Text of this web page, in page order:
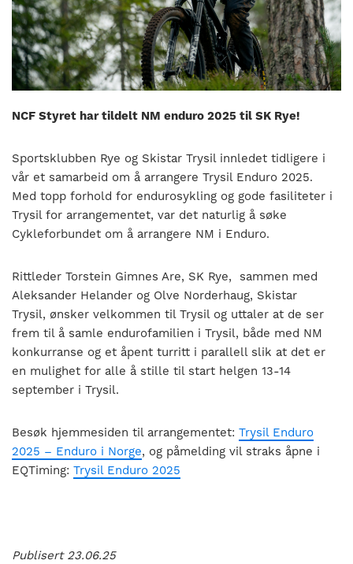
til
bli
en
NCF Styret har tildelt NM enduro 2025 til SK Rye!
Sportsklubben Rye og Skistar Trysil innledet tidligere i
vår et samarbeid om å arrangere Trysil Enduro 2025.
Med topp forhold for endurosykling og gode fasiliteter i
Trysil for arrangementet, var det naturlig å søke
Cykleforbundet om å arrangere NM i Enduro.
Rittleder Torstein Gimnes Are, SK Rye, sammen med
Aleksander Helander og Olve Norderhaug, Skistar
Trysil, ønsker velkommen til Trysil og uttaler at de ser
frem til å samle endurofamilien i Trysil, både med NM
konkurranse og et åpent turritt i parallell slik at det er
en mulighet for alle å stille til start helgen 13-14
september i Trysil.
Besøk hjemmesiden til arrangementet: Trysil Enduro
2025 – Enduro i Norge, og påmelding vil straks åpne i
EQTiming: Trysil Enduro 2025
Publisert 23.06.25